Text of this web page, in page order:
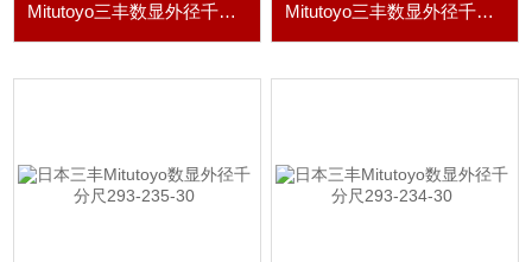
Mitutoyo三丰数显外径千分尺293-146-30 Mitutoyo三丰数显外径千分尺293-145-30